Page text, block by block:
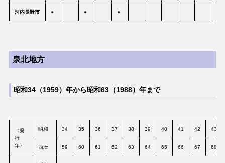
河内長野市 ● ● ●
泉北地方
昭和34（1959）年から昭和63（1988）年まで
〈発
行
年〉
昭和 34 35 36 37 38 39 40 41 42 43
西暦 59 60 61 62 63 64 65 66 67 68